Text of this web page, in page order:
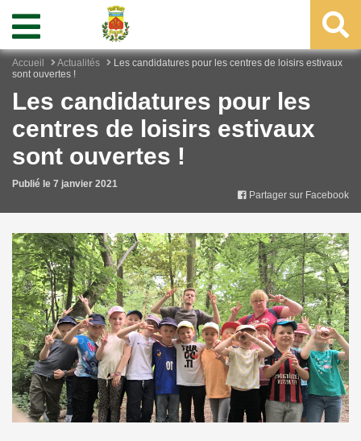
Accueil Actualités
Les candidatures pour les centres de loisirs estivaux
sont ouvertes !
Les candidatures pour les
centres de loisirs estivaux
sont ouvertes !
Publié le 7 janvier 2021
Partager sur Facebook